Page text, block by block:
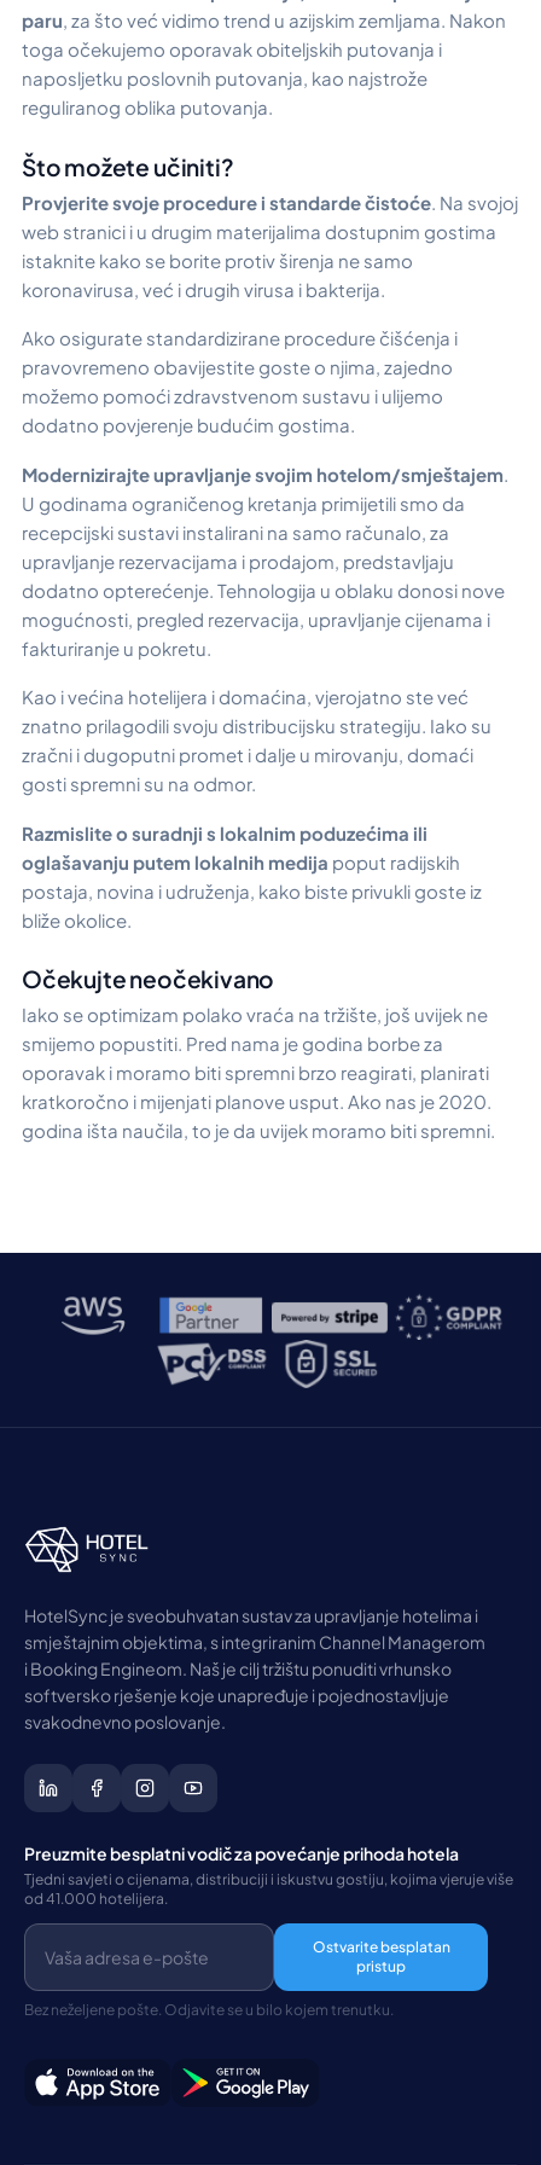
paru, za što već vidimo trend u azijskim zemljama. Nakon
toga očekujemo oporavak obiteljskih putovanja i
naposljetku poslovnih putovanja, kao najstrože
reguliranog oblika putovanja.
Što možete učiniti?
Provjerite svoje procedure i standarde čistoće . Na svojoj
web stranici i u drugim materijalima dostupnim gostima
istaknite kako se borite protiv širenja ne samo
koronavirusa, već i drugih virusa i bakterija.
Ako osigurate standardizirane procedure čišćenja i
pravovremeno obavijestite goste o njima, zajedno
možemo pomoći zdravstvenom sustavu i ulijemo
dodatno povjerenje budućim gostima.
Modernizirajte upravljanje svojim hotelom/smještajem
U godinama ograničenog kretanja primijetili smo da
recepcijski sustavi instalirani na samo računalo, za
upravljanje rezervacijama i prodajom, predstavljaju
dodatno opterećenje. Tehnologija u oblaku donosi nove
mogućnosti, pregled rezervacija, upravljanje cijenama i
fakturiranje u pokretu.
Kao i većina hotelijera i domaćina, vjerojatno ste već
znatno prilagodili svoju distribucijsku strategiju. Iako su
zračni i dugoputni promet i dalje u mirovanju, domaći
gosti spremni su na odmor.
Razmislite o suradnji s lokalnim poduzećima ili
oglašavanju putem lokalnih medija poput radijskih
postaja, novina i udruženja, kako biste privukli goste iz
bliže okolice.
Očekujte neočekivano
Iako se optimizam polako vraća na tržište, još uvijek ne
smijemo popustiti. Pred nama je godina borbe za
oporavak i moramo biti spremni brzo reagirati, planirati
kratkoročno i mijenjati planove usput. Ako nas je 2020.
godina išta naučila, to je da uvijek moramo biti spremni.
HotelSync je sveobuhvatan sustav za upravljanje hotelima i
smještajnim objektima, s integriranim Channel Managerom
i Booking Engineom. Naš je cilj tržištu ponuditi vrhunsko
softversko rješenje koje unapređuje i pojednostavljuje
svakodnevno poslovanje.
Preuzmite besplatni vodič za povećanje prihoda hotela
Tjedni savjeti o cijenama, distribuciji i iskustvu gostiju, kojima vjeruje više
od 41.000 hotelijera.
Ostvarite besplatan
pristup
Bez neželjene pošte. Odjavite se u bilo kojem trenutku.